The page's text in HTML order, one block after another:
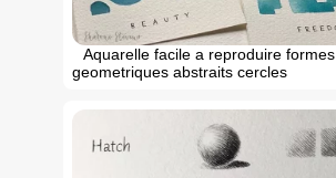
Aquarelle facile a reproduire formes
geometriques abstraits cercles